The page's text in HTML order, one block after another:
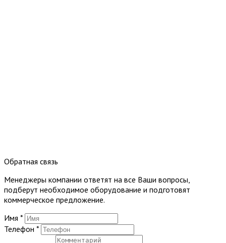
Обратная связь
Менеджеры компании ответят на все Ваши вопросы,
подберут необходимое оборудование и подготовят
коммерческое предложение.
Имя *
Телефон *